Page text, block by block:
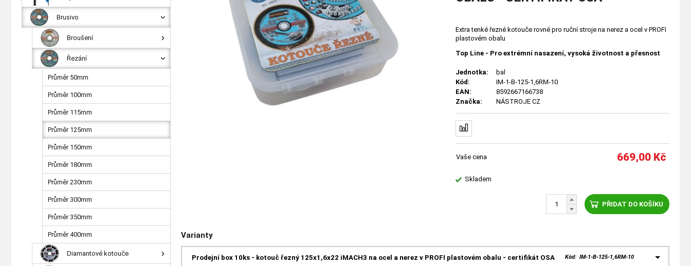
Extra tenké řezné kotouče rovné pro ruční stroje na nerez a ocel v PROFI
plastovém obalu
Top Line - Pro extrémní nasazení, vysoká životnost a přesnost
Jednotka:
bal
Kód:
IM-1-B-125-1,6RM-10
EAN:
8592667166738
Značka:
NÁSTROJE CZ
Vaše cena 669,00Kč
Skladem
PŘIDAT DO KOŠÍKU
Varianty
Prodejní box 10ks - kotouč řezný 125x1,6x22 iMACH3 na ocel a nerez v PROFI plastovém obalu - certifikát OSA Kód: IM-1-B-125-1,6RM-10
Brusivo
Broušení
Řezání
Průměr 50mm
Průměr 100mm
Průměr 115mm
Průměr 125mm
Průměr 150mm
Průměr 180mm
Průměr 230mm
Průměr 300mm
Průměr 350mm
Průměr 400mm
Diamantové kotouče